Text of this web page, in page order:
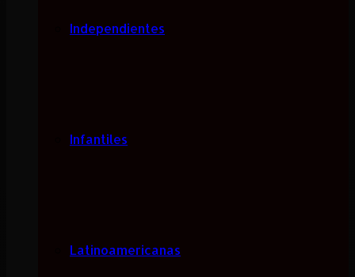
Independientes
Infantiles
Latinoamericanas